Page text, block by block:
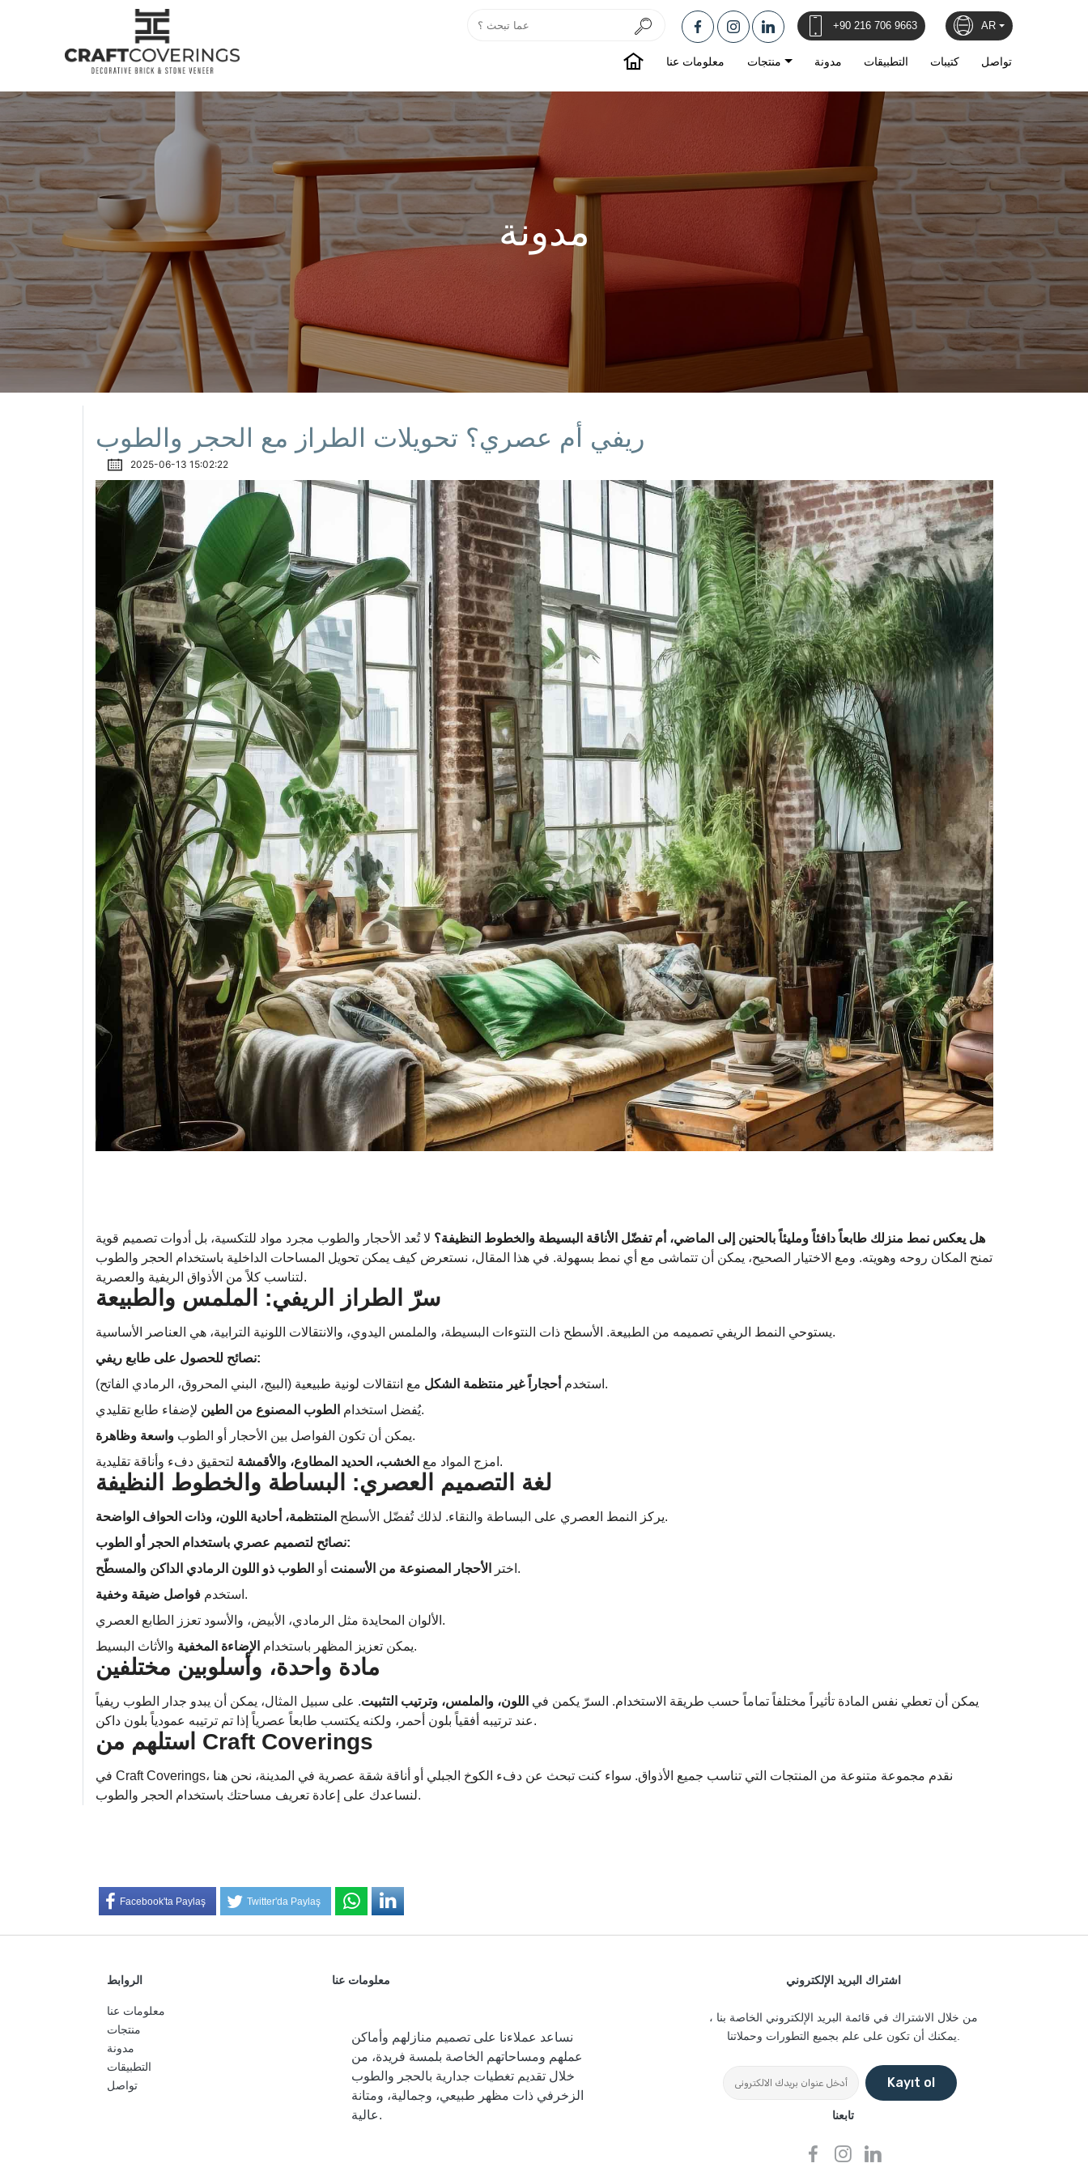
+90 216 706 9663 AR
معلومات عنا منتجات مدونة التطبيقات كتيبات تواصل
مدونة
ريفي أم عصري؟ تحويلات الطراز مع الحجر والطوب
2025-06-13 15:02:22
هل يعكس نمط منزلك طابعاً دافئاً ومليئاً بالحنين إلى الماضي، أم تفضّل الأناقة البسيطة والخطوط النظيفة؟ لا تُعد الأحجار والطوب مجرد مواد للتكسية، بل أدوات تصميم قوية
تمنح المكان روحه وهويته. ومع الاختيار الصحيح، يمكن أن تتماشى مع أي نمط بسهولة. في هذا المقال، نستعرض كيف يمكن تحويل المساحات الداخلية باستخدام الحجر والطوب
لتناسب كلاً من الأذواق الريفية والعصرية.
سرّ الطراز الريفي: الملمس والطبيعة
يستوحي النمط الريفي تصميمه من الطبيعة. الأسطح ذات النتوءات البسيطة، والملمس اليدوي، والانتقالات اللونية الترابية، هي العناصر الأساسية.
نصائح للحصول على طابع ريفي:
استخدم أحجاراً غير منتظمة الشكل
مع انتقالات لونية طبيعية (البيج، البني المحروق، الرمادي الفاتح).
يُفضل استخدام الطوب المصنوع من الطين
لإضفاء طابع تقليدي.
يمكن أن تكون الفواصل بين الأحجار أو الطوب واسعة وظاهرة
.
امزج المواد مع الخشب، الحديد المطاوع، والأقمشة لتحقيق دفء وأناقة تقليدية.
لغة التصميم العصري: البساطة والخطوط النظيفة
يركز النمط العصري على البساطة والنقاء. لذلك تُفضّل الأسطح المنتظمة، أحادية اللون، وذات الحواف الواضحة
.
نصائح لتصميم عصري باستخدام الحجر أو الطوب:
اختر
الأحجار المصنوعة من الأسمنت أو الطوب ذو اللون الرمادي الداكن والمسطّح
.
استخدم فواصل ضيقة وخفية
.
الألوان المحايدة مثل الرمادي، الأبيض، والأسود تعزز الطابع العصري.
يمكن تعزيز المظهر باستخدام الإضاءة المخفية والأثاث البسيط.
مادة واحدة، وأسلوبين مختلفين
يمكن أن تعطي نفس المادة تأثيراً مختلفاً تماماً حسب طريقة الاستخدام. السرّ يكمن في اللون، والملمس، وترتيب التثبيت. على سبيل المثال، يمكن أن يبدو جدار الطوب ريفياً
عند ترتيبه أفقياً بلون أحمر، ولكنه يكتسب طابعاً عصرياً إذا تم ترتيبه عمودياً بلون داكن.
استلهم من Craft Coverings
في Craft Coverings، نقدم مجموعة متنوعة من المنتجات التي تناسب جميع الأذواق. سواء كنت تبحث عن دفء الكوخ الجبلي أو أناقة شقة عصرية في المدينة، نحن هنا
لنساعدك على إعادة تعريف مساحتك باستخدام الحجر والطوب.
Facebook'ta Paylaş Twitter'da Paylaş
الروابط
معلومات عنا
منتجات
مدونة
التطبيقات
تواصل
معلومات عنا
نساعد عملاءنا على تصميم منازلهم وأماكن
عملهم ومساحاتهم الخاصة بلمسة فريدة، من
خلال تقديم تغطيات جدارية بالحجر والطوب
الزخرفي ذات مظهر طبيعي، وجمالية، ومتانة
عالية.
اشتراك البريد الإلكتروني
من خلال الاشتراك في قائمة البريد الإلكتروني الخاصة بنا ،
Kayıt ol
تابعنا